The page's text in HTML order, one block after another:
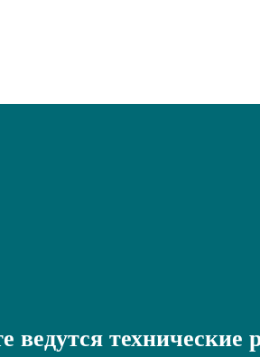
ведутся технические